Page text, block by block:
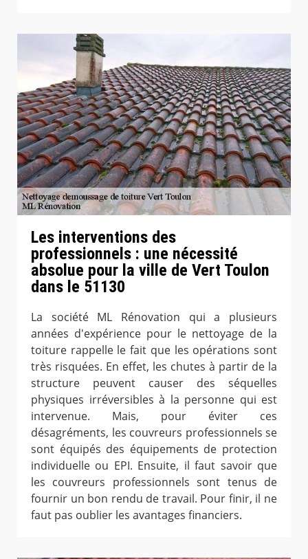
Les interventions des
professionnels : une nécessité
absolue pour la ville de Vert Toulon
dans le 51130
La société ML Rénovation qui a plusieurs
années d'expérience pour le nettoyage de la
toiture rappelle le fait que les opérations sont
très risquées. En effet, les chutes à partir de la
structure peuvent causer des séquelles
physiques irréversibles à la personne qui est
intervenue. Mais, pour éviter ces
désagréments, les couvreurs professionnels se
sont équipés des équipements de protection
individuelle ou EPI. Ensuite, il faut savoir que
les couvreurs professionnels sont tenus de
fournir un bon rendu de travail. Pour finir, il ne
faut pas oublier les avantages financiers.